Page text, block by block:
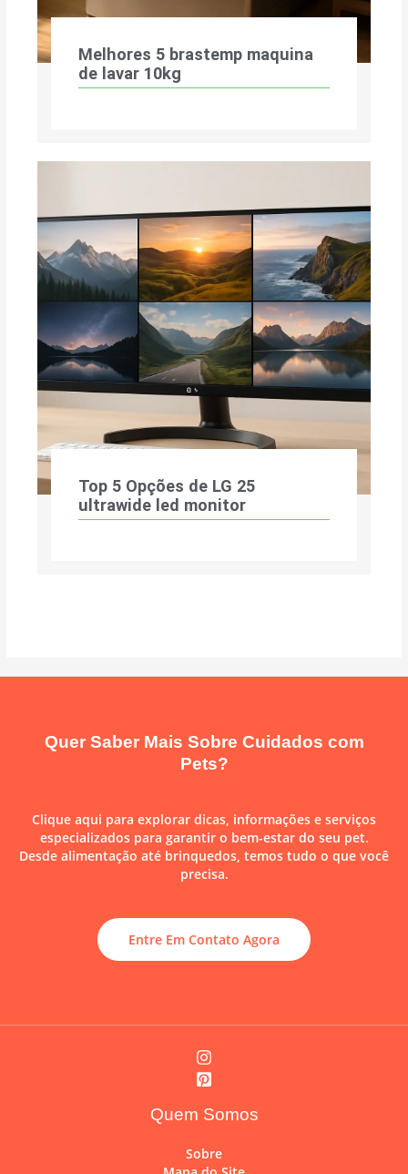
Melhores 5 brastemp maquina
de lavar 10kg
Top 5 Opções de LG 25
ultrawide led monitor
Quer Saber Mais Sobre Cuidados com
Pets?
Clique aqui para explorar dicas, informações e serviços
especializados para garantir o bem-estar do seu pet.
Desde alimentação até brinquedos, temos tudo o que você
precisa.
Entre Em Contato Agora
Quem Somos
Sobre